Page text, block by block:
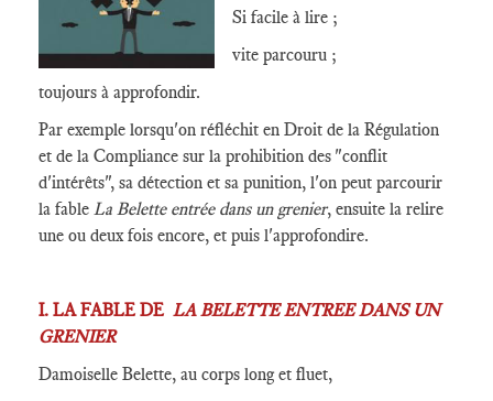
Si facile à lire ;
vite parcouru ;
toujours à approfondir.
Par exemple lorsqu'on réfléchit en Droit de la Régulation
et de la Compliance sur la prohibition des "conflit
d'intérêts", sa détection et sa punition, l'on peut parcourir
la fable La Belette entrée dans un grenier, ensuite la relire
une ou deux fois encore, et puis l'approfondire.
I. LA FABLE DE LA BELETTE ENTREE DANS UN
GRENIER
Damoiselle Belette, au corps long et fluet,